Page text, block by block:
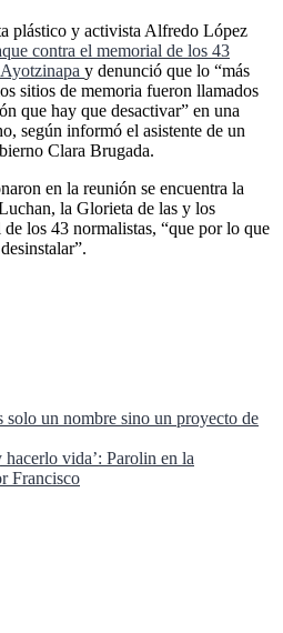
plástico y activista Alfredo López
contra el memorial de los 43
y denunció que lo “más
sitios de memoria fueron llamados
que hay que desactivar” en una
según informó el asistente de un
Clara Brugada.
en la reunión se encuentra la
la Glorieta de las y los
los 43 normalistas, “que por lo que
un nombre sino un proyecto de
hacerlo vida’: Parolin en la
Francisco